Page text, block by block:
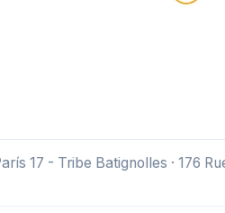
17 - Tribe Batignolles · 176